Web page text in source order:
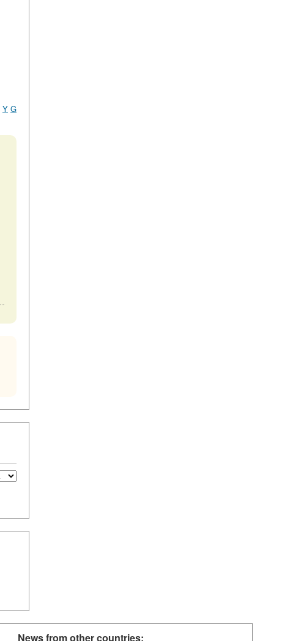
Y G
News from other countries: